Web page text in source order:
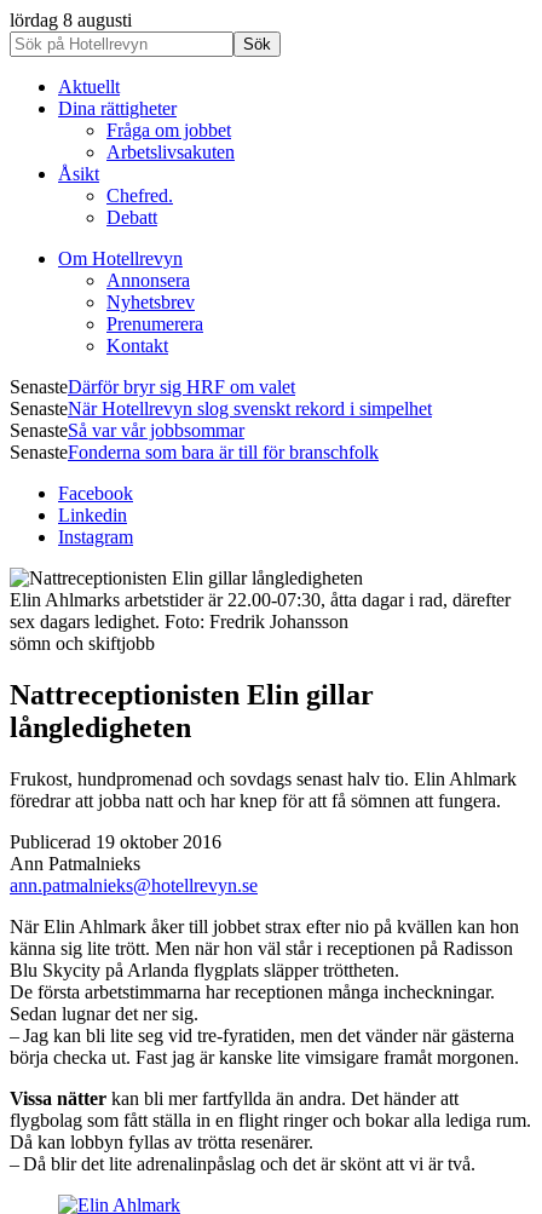
lördag 8 augusti
Aktuellt
Dina rättigheter
Fråga om jobbet
Arbetslivsakuten
Åsikt
Chefred.
Debatt
Om Hotellrevyn
Annonsera
Nyhetsbrev
Prenumerera
Kontakt
SenasteDärför bryr sig HRF om valet
SenasteNär Hotellrevyn slog svenskt rekord i simpelhet
SenasteSå var vår jobbsommar
SenasteFonderna som bara är till för branschfolk
Facebook
Linkedin
Instagram
Elin Ahlmarks arbetstider är 22.00-07:30, åtta dagar i rad, därefter
sex dagars ledighet. Foto: Fredrik Johansson
sömn och skiftjobb
Nattreceptionisten Elin gillar
långledigheten
Frukost, hundpromenad och sovdags senast halv tio. Elin Ahlmark
föredrar att jobba natt och har knep för att få sömnen att fungera.
Publicerad 19 oktober 2016
Ann Patmalnieks
ann.patmalnieks@hotellrevyn.se
När Elin Ahlmark åker till jobbet strax efter nio på kvällen kan hon
känna sig lite trött. Men när hon väl står i receptionen på Radisson
Blu Skycity på Arlanda flygplats släpper tröttheten.
De första arbetstimmarna har receptionen många incheckningar.
Sedan lugnar det ner sig.
– Jag kan bli lite seg vid tre-fyratiden, men det vänder när gästerna
börja checka ut. Fast jag är kanske lite vimsigare framåt morgonen.
Vissa nätter kan bli mer fartfyllda än andra. Det händer att
flygbolag som fått ställa in en flight ringer och bokar alla lediga rum.
Då kan lobbyn fyllas av trötta resenärer.
– Då blir det lite adrenalinpåslag och det är skönt att vi är två.